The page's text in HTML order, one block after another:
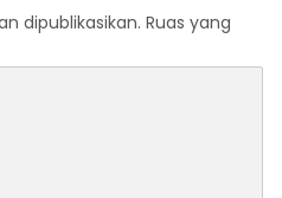
dipublikasikan. Ruas yang